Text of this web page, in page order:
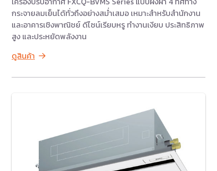
กระจายลมเย็นได้ทั่วถึงอย่างสม่ำเสมอ เหมาะสำหรับสำนักงาน
และอาคารเชิงพาณิชย์ ดีไซน์เรียบหรู ทำงานเงียบ ประสิทธิภาพ
สูง และประหยัดพลังงาน
ดูสินค้า